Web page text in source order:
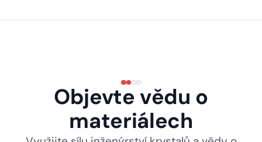
Objevte vědu o
materiálech